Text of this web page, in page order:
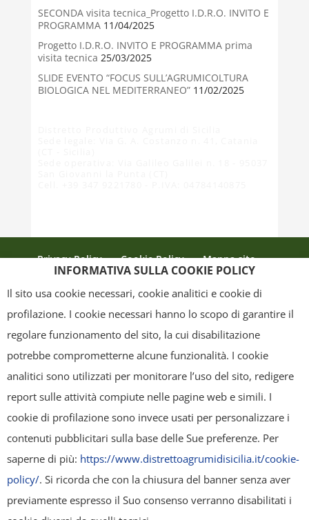
SECONDA visita tecnica_Progetto I.D.R.O. INVITO E
PROGRAMMA11/04/2025
Progetto I.D.R.O. INVITO E PROGRAMMA prima
visita tecnica 25/03/2025
SLIDE EVENTO “FOCUS SULL’AGRUMICOLTURA
BIOLOGICA NEL MEDITERRANEO”11/02/2025
Privacy Policy Cookie Policy
Mappa sito
grafica ed il layout) sono di proprietà del "Distretto Produttivo Agrumi di
Sicilia" e tutelati dal diritto d’autore. È pertanto vietato copiarli,
pubblicarli, riscriverli, commercializzarli, distribuirli, anche soltanto in
parte. Tutti i documenti presenti su questo sito, disponibili gratuitamente
per il download, sono da intendere esclusivamente per uso personale.
Possono essere ridistribuiti, sempre gratuitamente e senza alcun fine
forma (testi, immagini, grafica, layout), mantenendo chiaramente
INFORMATIVA SULLA COOKIE POLICY
Il sito usa cookie necessari, cookie analitici e cookie di
profilazione. I cookie necessari hanno lo scopo di garantire il
regolare funzionamento del sito, la cui disabilitazione
potrebbe comprometterne alcune funzionalità. I cookie
analitici sono utilizzati per monitorare l’uso del sito, redigere
report sulle attività compiute nelle pagine web e simili. I
cookie di profilazione sono invece usati per personalizzare i
contenuti pubblicitari sulla base delle Sue preferenze. Per
saperne di più: https://www.distrettoagrumidisicilia.it/cookie-
policy/. Si ricorda che con la chiusura del banner senza aver
previamente espresso il Suo consenso verranno disabilitati i